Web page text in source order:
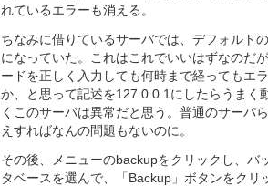
れているエラーも消える。
ちなみに借りているサーバでは、デフォルト
になっていた。これはこれでいいはずなのだ
ードを正しく入力しても何時まで経ってもエ
か、と思って記述を127.0.0.1にしたらうまく
くこのサーバは異常だと思う。普通のサーバ
えすればなんの問題もないのに。
その後、メニューのbackupをクリックし、バ
タベースを選んで、「Backup」ボタンをクリ